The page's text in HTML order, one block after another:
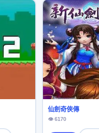
仙劍奇俠傳
👁 6170